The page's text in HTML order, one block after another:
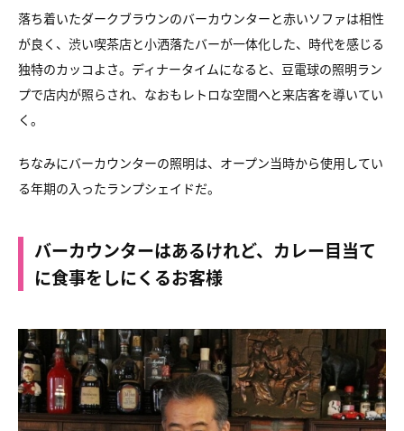
落ち着いたダークブラウンのバーカウンターと赤いソファは相性
が良く、渋い喫茶店と小洒落たバーが一体化した、時代を感じる
独特のカッコよさ。ディナータイムになると、豆電球の照明ラン
プで店内が照らされ、なおもレトロな空間へと来店客を導いてい
く。
ちなみにバーカウンターの照明は、オープン当時から使用してい
る年期の入ったランプシェイドだ。
バーカウンターはあるけれど、カレー目当て
に食事をしにくるお客様